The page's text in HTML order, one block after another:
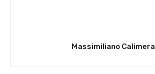
Massimiliano Calimera